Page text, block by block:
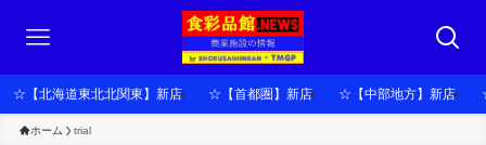
☆【北海道東北北関東】新店 ☆【首都圏】新店 ☆【中部地方】新店
ホーム trial